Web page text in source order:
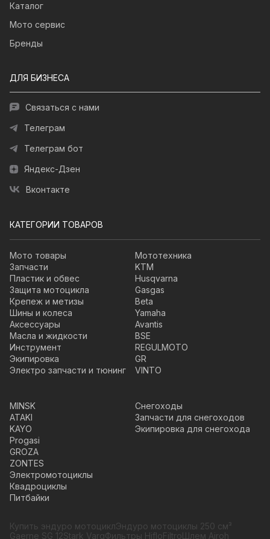
Каталог
Мото сервис
Бренды
ДЛЯ БИЗНЕСА
Связаться с нами
Телеграм
Телеграм бот
Яндекс-Дзен
Вконтакте
КАТЕГОРИИ ТОВАРОВ
Мото товары
Запчасти
Пластик и обвес
Защита мотоцикла
Крепеж и метизы
Шины и колеса
Аксессуары
Масла и жидкости
Инструмент
Экипировка
Электро запчасти и тюнинг
Мототехника
KTM
Husqvarna
Gasgas
Beta
Yamaha
Avantis
BSE
REGULMOTO
GR
VINTO
MINSK
ATAKI
KAYO
Progasi
GROZA
ZONTES
Электромотоциклы
Квадроциклы
Питбайки
Снегоходы
Запчасти для снегоходов
Экипировка для снегохода
Купить эндуро мотоциклЭндуро мотоциклы 250 см³
Gaerne SG 12Stark VargФильтры HifloFiltroШлем Airoh